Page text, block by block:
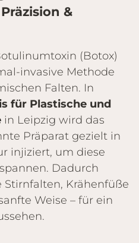
&
(Botox)
invasive Methode
Falten. In
für Plastische und
in Leipzig wird das
Präparat gezielt in
injiziert, um diese
Dadurch
Krähenfüße
Weise – für ein